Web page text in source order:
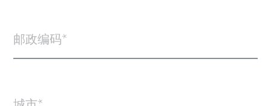
邮政编码